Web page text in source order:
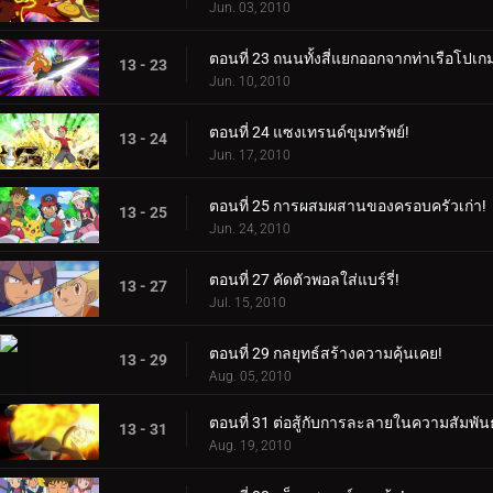
Jun. 03, 2010
13 - 23 ตอนที่ 23 ถนนทั้งสี่แยกออกจากท่าเรือโปเก
Jun. 10, 2010
13 - 24 ตอนที่ 24 แซงเทรนด์ขุมทรัพย์!
Jun. 17, 2010
13 - 25 ตอนที่ 25 การผสมผสานของครอบครัวเก่า!
Jun. 24, 2010
13 - 27 ตอนที่ 27 คัดตัวพอลใส่แบร์รี่!
Jul. 15, 2010
13 - 29 ตอนที่ 29 กลยุทธ์สร้างความคุ้นเคย!
Aug. 05, 2010
13 - 31 ตอนที่ 31 ต่อสู้กับการละลายในความสัมพัน
Aug. 19, 2010